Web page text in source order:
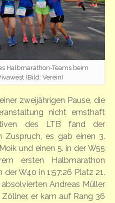
Halbmarathon-Teams beim
(Bild: Verein)
zweijährigen Pause, die
nicht ernsthaft
des LTB fand der
Zuspruch, es gab einen 3.
und einen 5. in der W55
ersten Halbmarathon
W40 in 1:57:26 Platz 21.
Andreas Müller
er kam auf Rang 36